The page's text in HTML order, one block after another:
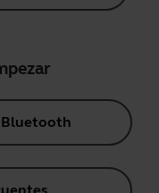
Bluetooth